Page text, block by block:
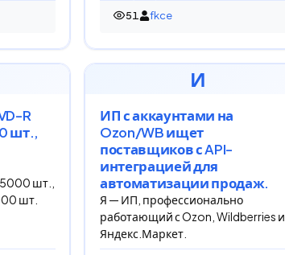
51
51 просмотр
fkce
R
шт.,
шт.,
шт.
И
ИП с аккаунтами на
Ozon/WB ищет
поставщиков с API-
интеграцией для
автоматизации продаж.
Я — ИП, профессионально
работающий с Ozon, Wildberries и
Яндекс.Маркет.